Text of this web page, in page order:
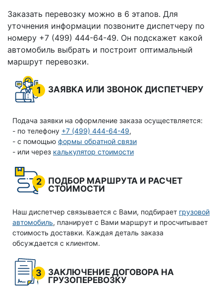
Заказать перевозку можно в 6 этапов. Для
уточнения информации позвоните диспетчеру по
номеру +7 (499) 444-64-49. Он подскажет какой
автомобиль выбрать и построит оптимальный
маршрут перевозки.
1 ЗАЯВКА ИЛИ ЗВОНОК ДИСПЕТЧЕРУ
Подача заявки на оформление заказа осуществляется:
- по телефону +7 (499) 444-64-49,
- с помощью формы обратной связи
- или через калькулятор стоимости
2
ПОДБОР МАРШРУТА И РАСЧЕТ
СТОИМОСТИ
Наш диспетчер связывается с Вами, подбирает грузовой
автомобиль, планирует с Вами маршрут и просчитывает
стоимость доставки. Каждая деталь заказа
обсуждается с клиентом.
3
ЗАКЛЮЧЕНИЕ ДОГОВОРА НА
ГРУЗОПЕРЕВОЗКУ